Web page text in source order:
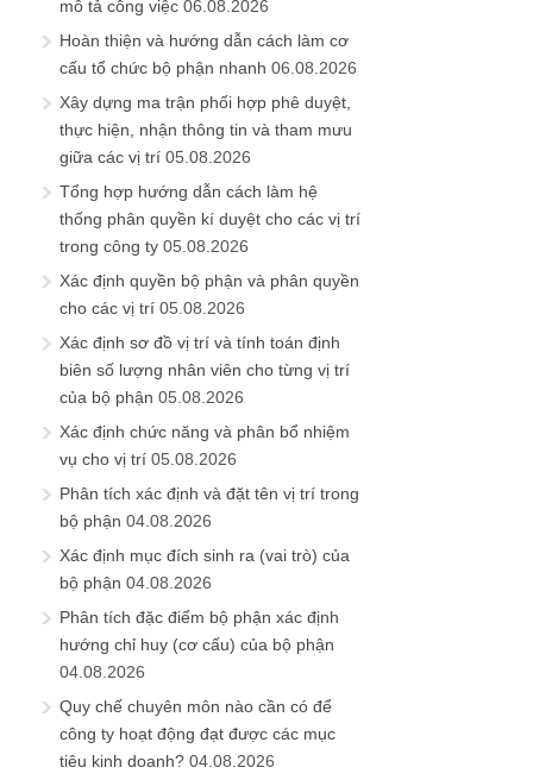
mô tả công việc 06.08.2026
Hoàn thiện và hướng dẫn cách làm cơ
cấu tổ chức bộ phận nhanh 06.08.2026
Xây dựng ma trận phối hợp phê duyệt,
thực hiện, nhận thông tin và tham mưu
giữa các vị trí 05.08.2026
Tổng hợp hướng dẫn cách làm hệ
thống phân quyền kí duyệt cho các vị trí
trong công ty 05.08.2026
Xác định quyền bộ phận và phân quyền
cho các vị trí 05.08.2026
Xác định sơ đồ vị trí và tính toán định
biên số lượng nhân viên cho từng vị trí
của bộ phận 05.08.2026
Xác định chức năng và phân bổ nhiệm
vụ cho vị trí 05.08.2026
Phân tích xác định và đặt tên vị trí trong
bộ phận 04.08.2026
Xác định mục đích sinh ra (vai trò) của
bộ phận 04.08.2026
Phân tích đặc điểm bộ phận xác định
hướng chỉ huy (cơ cấu) của bộ phận
04.08.2026
Quy chế chuyên môn nào cần có để
công ty hoạt động đạt được các mục
tiêu kinh doanh? 04.08.2026